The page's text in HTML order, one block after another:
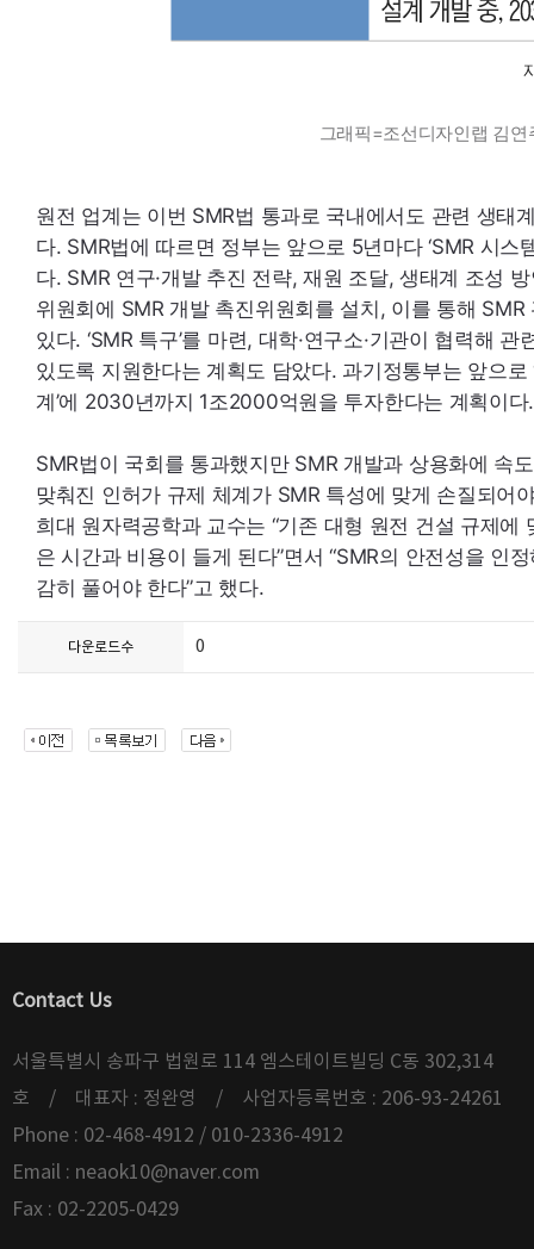
그래픽=조선디자인랩 김연
원전 업계는 이번 SMR법 통과로 국내에서도 관련 생태
다. SMR법에 따르면 정부는 앞으로 5년마다 ‘SMR 시스
다. SMR연구·개발 추진 전략, 재원 조달, 생태계 조성
위원회에 SMR개발 촉진위원회를 설치, 이를 통해 SMR
있다. ‘SMR특구’를 마련, 대학·연구소·기관이 협력해
있도록 지원한다는 계획도 담았다. 과기정통부는 앞으로
계’에 2030년까지 1조2000억원을 투자한다는 계획이다.
SMR법이 국회를 통과했지만 SMR개발과 상용화에 속
맞춰진 인허가 규제 체계가 SMR특성에 맞게 손질되어
희대 원자력공학과 교수는 “기존 대형 원전 건설 규제에
은 시간과 비용이 들게 된다”면서 “SMR의 안전성을 인
감히 풀어야 한다”고 했다.
다운로드수 0
Contact Us
서울특별시 송파구 법원로 114 엠스테이트빌딩 C동 302,314
호 / 대표자 : 정완영 / 사업자등록번호 : 206-93-24261
Phone : 02-468-4912 / 010-2336-4912
Email : neaok10@naver.com
Fax : 02-2205-0429